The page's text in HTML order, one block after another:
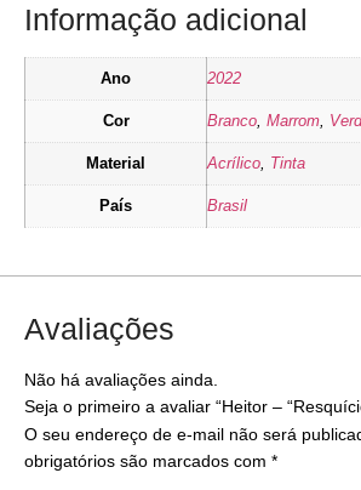
Informação adicional
Ano 2022
Cor Branco Marrom
Material Acrílico Tinta
País Brasil
Avaliações
Não há avaliações ainda.
Seja o primeiro a avaliar “Heitor –
O seu endereço de e-mail não será
obrigatórios são marcados com *